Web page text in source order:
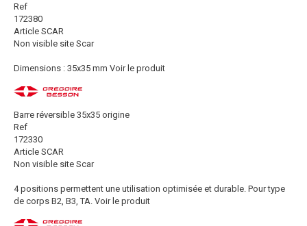
Ref
172380
Article SCAR
Non visible site Scar
Dimensions : 35x35 mm Voir le produit
Barre réversible 35x35 origine
Ref
172330
Article SCAR
Non visible site Scar
4 positions permettent une utilisation optimisée et durable. Pour type
de corps B2, B3, TA. Voir le produit